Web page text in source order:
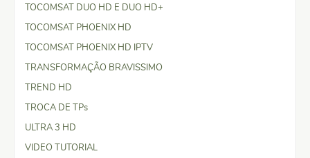
TOCOMSAT DUO HD E DUO HD+
TOCOMSAT PHOENIX HD
TOCOMSAT PHOENIX HD IPTV
TRANSFORMAÇÃO BRAVISSIMO
TREND HD
TROCA DE TPs
ULTRA 3 HD
VIDEO TUTORIAL